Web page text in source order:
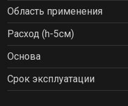
Область применения
Расход (h-5см)
Основа
Срок эксплуатации